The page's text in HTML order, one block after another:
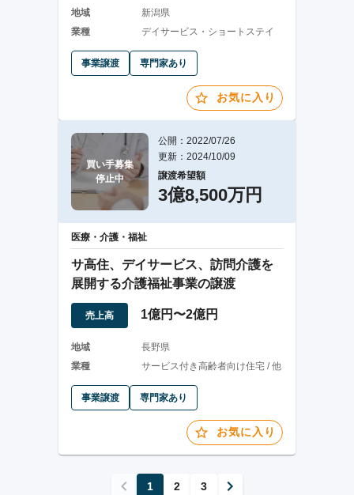
地域
新潟県
業種
デイサービス・ショートステイ
事業譲渡 専門家あり
お気に入り
買い手募集
停止中
公開：2022/07/26
更新：2024/10/09
譲渡希望額
3億8,500万円
医療・介護・福祉
サ高住、デイサービス、訪問介護を
展開する介護福祉事業の譲渡
売上高 1億円〜2億円
地域
長野県
業種
サービス付き高齢者向け住宅 / 他
事業譲渡 専門家あり
お気に入り
1 2 3